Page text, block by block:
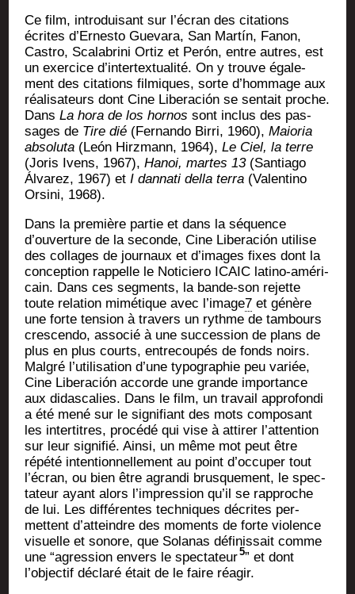
Ce film, intro­dui­sant sur l’écran des cita­tions
écrites d’Ernesto Gue­va­ra, San Martín, Fanon,
Cas­tro, Sca­la­bri­ni Ortiz et Perón, entre autres, est
un exer­cice d’intertextualité. On y trouve éga­le­
ment des cita­tions fil­miques, sorte d’hommage aux
réa­li­sa­teurs dont Cine Libe­ra­ción se sen­tait proche.
DansLa hora de los hor­nossont inclus des pas­
sages de Tire dié (Fer­nan­do Bir­ri, 1960),Maio­ria
abso­lu­ta (León Hirz­mann, 1964),Le Ciel, la terre
(Joris Ivens, 1967),Hanoi, martes 13 (San­tia­go
Álva­rez, 1967) etI dan­na­ti del­la ter­ra (Valen­ti­no
Orsi­ni, 1968).
Dans la pre­mière par­tie et dans la séquence
d’ouverture de la seconde, Cine Libe­ra­ción uti­lise
des col­lages de jour­naux et d’images fixes dont la
concep­tion rap­pelle le Noti­cie­ro ICAIC lati­no-amé­ri­
cain. Dans ces seg­ments, la bande-son rejette
toute rela­tion mimé­tique avec l’image7 et génère
une forte ten­sion à tra­vers un rythme de tam­bours
cres­cen­do, asso­cié à une suc­ces­sion de plans de
plus en plus courts, entre­cou­pés de fonds noirs.
Mal­gré l’utilisation d’une typo­gra­phie peu variée,
Cine Libe­ra­ción accorde une grande impor­tance
aux didas­ca­lies. Dans le film, un tra­vail appro­fon­di
a été mené sur le signi­fiant des mots com­po­sant
les inter­titres, pro­cé­dé qui vise à atti­rer l’attention
sur leur signi­fié. Ain­si, un même mot peut être
répé­té inten­tion­nel­le­ment au point d’occuper tout
l’écran, ou bien être agran­di brus­que­ment, le spec­
ta­teur ayant alors l’impression qu’il se rap­proche
de lui. Les dif­fé­rentes tech­niques décrites per­
mettent d’atteindre des moments de forte vio­lence
visuelle et sonore, que Sola­nas défi­nis­sait comme
une “agres­sion envers le spec­ta­teur5” et dont
l’objectif décla­ré était de le faire réagir.